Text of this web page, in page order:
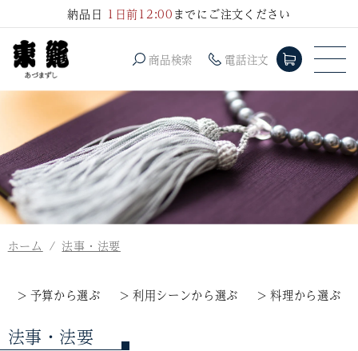
進む
納品日 1日前12:00までにご注文ください
商品検索 電話注文
ホーム 法事・法要
予算から選ぶ 利用シーンから選ぶ 料理から選ぶ
コ
法事・法要